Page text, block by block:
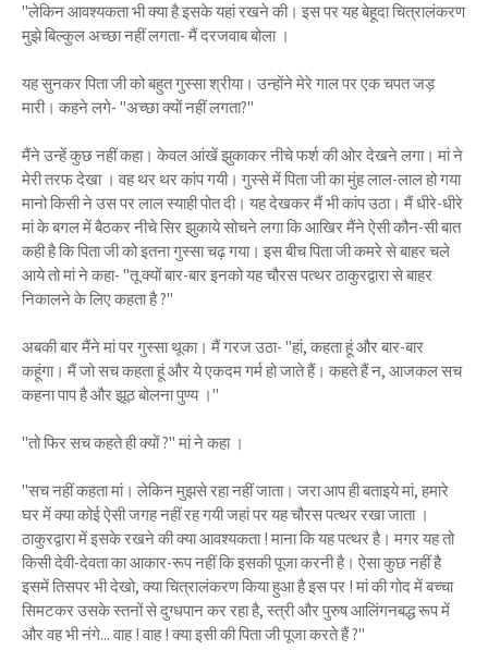
"लेकिन आवश्यकता भी क्या है इसके यहां रखने की। इस पर यह बेहूदा चित्रालंकरण
मुझे बिल्कुल अच्छा नहीं लगता- मैं दरजवाब बोला ।
यह सुनकर पिता जी को बहुत गुस्सा श्रीया। उन्होंने मेरे गाल पर एक चपत जड़
मारी। कहने लगे- "अच्छा क्यों नहीं लगता?"
मैंने उन्हें कुछ नहीं कहा। केवल आंखें झुकाकर नीचे फर्श की ओर देखने लगा। मां ने
मेरी तरफ देखा । वह थर थर कांप गयी। गुस्से में पिता जी का मुंह लाल-लाल हो गया
मानो किसी ने उस पर लाल स्याही पोत दी। यह देखकर मैं भी कांप उठा। मैं धीरे-धीरे
मां के बगल में बैठकर नीचे सिर झुकाये सोचने लगा कि आखिर मैंने ऐसी कौन-सी बात
कही है कि पिता जी को इतना गुस्सा चढ़ गया। इस बीच पिता जी कमरे से बाहर चले
आये तो मां ने कहा- "तू क्यों बार-बार इनको यह चौरस पत्थर ठाकुरद्वारा से बाहर
निकालने के लिए कहता है ?"
अबकी बार मैंने मां पर गुस्सा थूका। मैं गरज उठा- "हां, कहता हूं और बार-बार
कहूंगा। मैं जो सच कहता हूं और ये एकदम गर्म हो जाते हैं। कहते हैं न, आजकल सच
कहना पाप है और झूठ बोलना पुण्य ।"
"तो फिर सच कहते ही क्यों ?" मां ने कहा ।
"सच नहीं कहता मां। लेकिन मुझसे रहा नहीं जाता। जरा आप ही बताइये मां, हमारे
घर में क्या कोई ऐसी जगह नहीं रह गयी जहां पर यह चौरस पत्थर रखा जाता ।
ठाकुरद्वारा में इसके रखने की क्या आवश्यकता ! माना कि यह पत्थर है। मगर यह तो
किसी देवी-देवता का आकार-रूप नहीं कि इसकी पूजा करनी है। ऐसा कुछ नहीं है
इसमें तिसपर भी देखो, क्या चित्रालंकरण किया हुआ है इस पर ! मां की गोद में बच्चा
सिमटकर उसके स्तनों से दुग्धपान कर रहा है, स्त्री और पुरुष आलिंगनबद्ध रूप में
और वह भी नंगे... वाह ! वाह ! क्या इसी की पिता जी पूजा करते हैं ?"